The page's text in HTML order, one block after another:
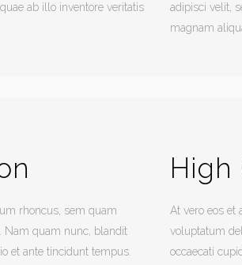
ab illo inventore veritatis
adipisci velit,
magnam
rhoncus, sem quam
Nam quam nunc, blandit
et ante tincidunt tempus.
High
At vero eos
voluptatum
occaecati